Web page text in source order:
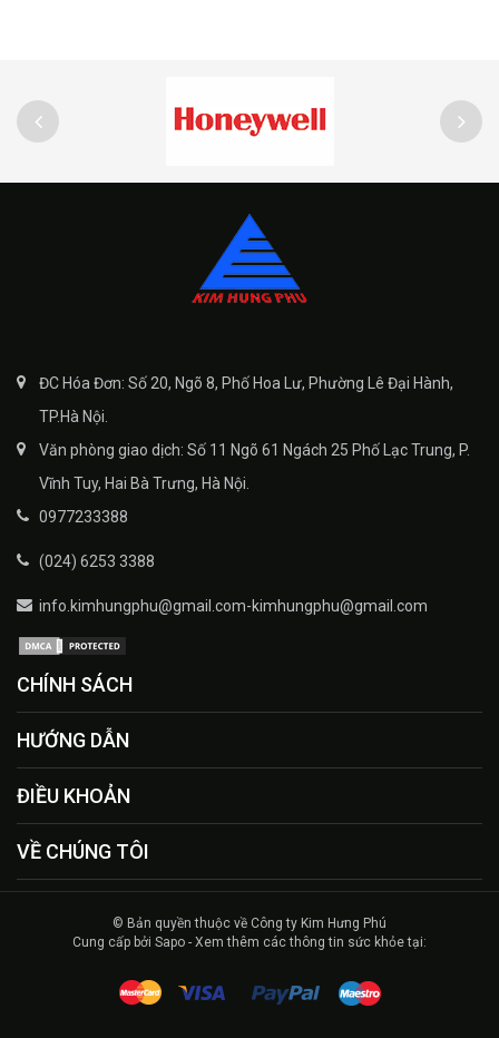
ĐC Hóa Đơn: Số 20, Ngõ 8, Phố Hoa Lư, Phường Lê Đại Hành,
TP.Hà Nội.
Văn phòng giao dịch: Số 11 Ngõ 61 Ngách 25 Phố Lạc Trung, P.
Vĩnh Tuy, Hai Bà Trưng, Hà Nội.
0977233388
(024) 6253 3388
info.kimhungphu@gmail.com-kimhungphu@gmail.com
CHÍNH SÁCH
HƯỚNG DẪN
ĐIỀU KHOẢN
VỀ CHÚNG TÔI
© Bản quyền thuộc về Công ty Kim Hưng Phú
Cung cấp bởi Sapo - Xem thêm các thông tin sức khỏe tại: